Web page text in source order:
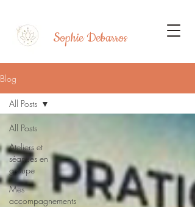
Sophie Debarros
Blog
All Posts
Ateliers et
séances en
groupe
Mes
accompagnements
All Posts